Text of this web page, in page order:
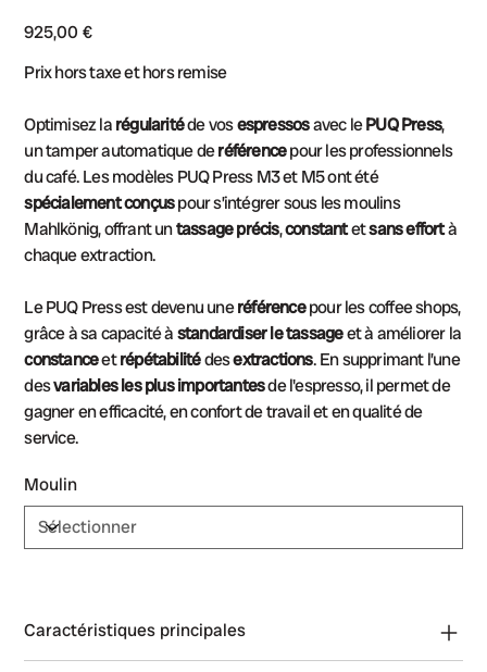
Prix
925,00 €
Prix hors taxe et hors remise
Optimisez larégularitéde vosespressosavec lePUQ Press,
un tamper automatique deréférencepour les professionnels
du café. Les modèles PUQ Press M3 et M5 ont été
spécialement conçuspour s’intégrer sous les moulins
Mahlkönig, offrant untassage précis,constantetsans effortà
chaque extraction.
Le PUQ Press est devenu uneréférencepour les coffee shops,
grâce à sa capacité àstandardiser le tassageet à améliorer la
constanceetrépétabilitédesextractions. En supprimant l’une
desvariables les plus importantesde l'espresso, il permet de
gagner en efficacité, en confort de travail et en qualité de
service.
Moulin
Caractéristiques principales